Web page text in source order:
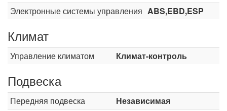
Электронные системы управления ABS,EBD,ESP
Климат
Управление климатом Климат-контроль
Подвеска
Передняя подвеска Независимая